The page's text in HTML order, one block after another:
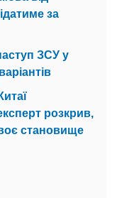
за
ЗСУ у
розкрив,
становище